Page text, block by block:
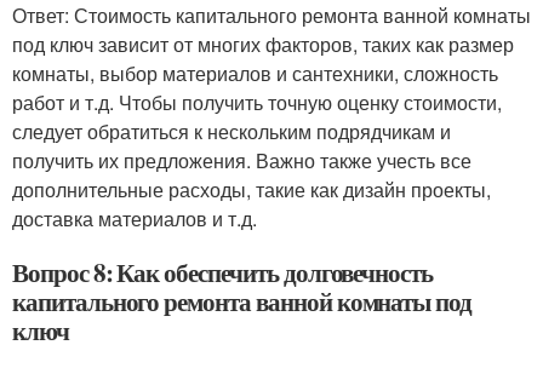
Ответ: Стоимость капитального ремонта ванной комнаты
под ключ зависит от многих факторов, таких как размер
комнаты, выбор материалов и сантехники, сложность
работ и т.д. Чтобы получить точную оценку стоимости,
следует обратиться к нескольким подрядчикам и
получить их предложения. Важно также учесть все
дополнительные расходы, такие как дизайн проекты,
доставка материалов и т.д.
Вопрос 8: Как обеспечить долговечность
капитального ремонта ванной комнаты под
ключ